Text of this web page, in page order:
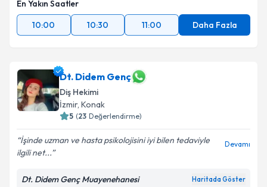
En Yakın Saatler
10:00
10:30 11:00 Daha Fazla
Dt. Didem Genç
Diş Hekimi
İzmir, Konak
5 (23 Değerlendirme)
İşinde uzman ve hasta psikolojisini iyi bilen tedaviyle
ilgili net...
Devamı
Dt. Didem Genç Muayenehanesi Haritada Göster